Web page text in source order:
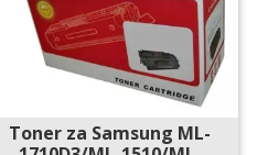
Toner za Samsung ML-